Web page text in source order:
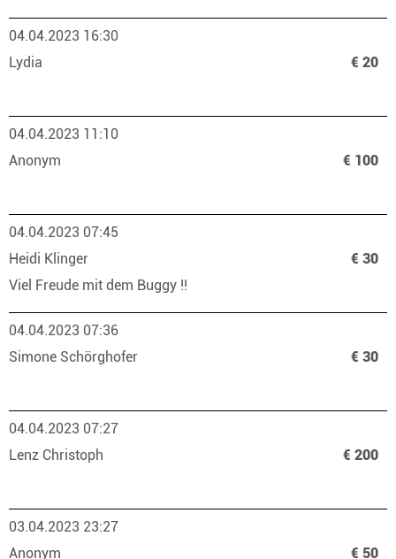
04.04.2023 16:30
Lydia
€ 20
04.04.2023 11:10
Anonym
€ 100
04.04.2023 07:45
Heidi Klinger
€ 30
Viel Freude mit dem Buggy !!
04.04.2023 07:36
Simone Schörghofer
€ 30
04.04.2023 07:27
Lenz Christoph
€ 200
03.04.2023 23:27
Anonym
€ 50